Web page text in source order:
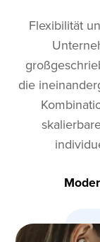
Flexibilität
die